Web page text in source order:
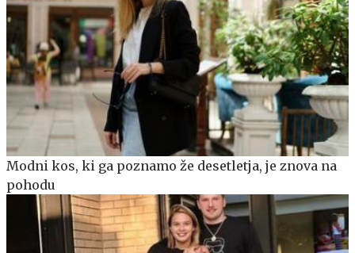
Modni kos, ki ga poznamo že desetletja, je znova na
pohodu